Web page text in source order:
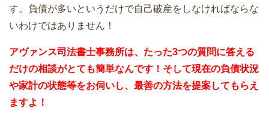
す。負債が多いというだけで自己破産をしなければならな
いわけではありません！
アヴァンス司法書士事務所は、 たった3つの質問に答える
だけの相談がとても簡単なんです！そして現在の負債状況
や家計の状態等をお伺いし、最善の方法を提案してもらえ
ますよ！